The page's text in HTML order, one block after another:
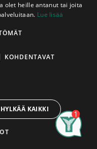
Account
mm Erikoiskova
mm
kaikkiin
soveltuu myös
on
ja
ovat suorareunaiset.
kappaleittain.
levyissä ilmeneviin
olet heille antanut tai joita
Lue lisää
KOHDENTAVAT
HYLKÄÄ KAIKKI